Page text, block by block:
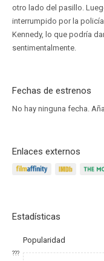
otro lado del pasillo.
interrumpido por la
Kennedy, lo que podría
sentimentalmente.
Fechas de estrenos
No hay ninguna fecha.
Enlaces externos
Estadísticas
Popularidad
???